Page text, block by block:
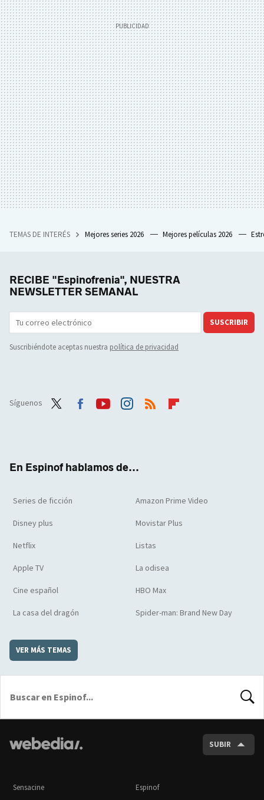
TEMAS DE INTERÉS Mejores series 2026 Mejores películas 2026
RECIBE "Espinofrenia", NUESTRA
NEWSLETTER SEMANAL
SUSCRIBIR
Suscribiéndote aceptas nuestra política de privacidad
Síguenos
En Espinof hablamos de...
Series de ficción Amazon Prime Video
Disney plus Movistar Plus
Netflix Listas
Apple TV La odisea
Cine español HBO Max
La casa del dragón Spider-man: Brand New Day
VER MÁS TEMAS
SUBIR
Sensacine Espinof